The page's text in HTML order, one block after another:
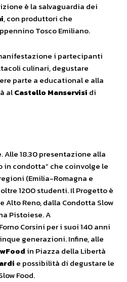
è la salvaguardia dei
, con produttori che
Tosco Emiliano.
i partecipanti
culinari, degustare
parte a educational e alla
alCastello Manservisi di
18.30 presentazione alla
in condotta” che coinvolge le
(Emilia-Romagna e
1200 studenti. Il Progetto è
Alto Reno, dalla Condotta Slow
Pistoiese. A
Corsini per i suoi 140 anni
generazioni. Infine, alle
in Piazza della Libertà
e possibilità di degustare le
Food.